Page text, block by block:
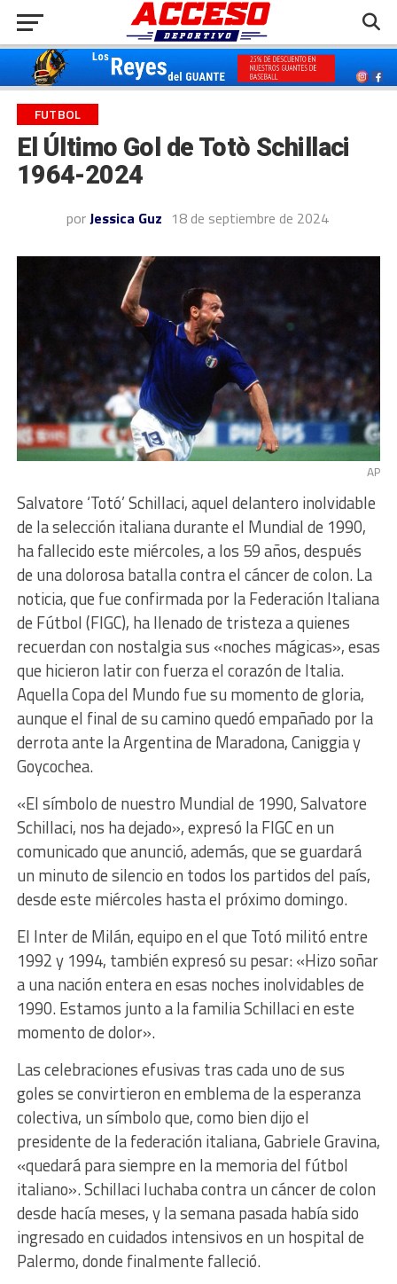
FUTBOL
El Último Gol de Totò Schillaci
1964-2024
porJessica Guz 18 de septiembre de 2024
AP
Salvatore ‘Totó’ Schillaci, aquel delantero inolvidable
de la selección italiana durante el Mundial de 1990,
ha fallecido este miércoles, a los 59 años, después
de una dolorosa batalla contra el cáncer de colon. La
noticia, que fue confirmada por la Federación Italiana
de Fútbol (FIGC), ha llenado de tristeza a quienes
recuerdan con nostalgia sus «noches mágicas», esas
que hicieron latir con fuerza el corazón de Italia.
Aquella Copa del Mundo fue su momento de gloria,
aunque el final de su camino quedó empañado por la
derrota ante la Argentina de Maradona, Caniggia y
Goycochea.
«El símbolo de nuestro Mundial de 1990, Salvatore
Schillaci, nos ha dejado», expresó la FIGC en un
comunicado que anunció, además, que se guardará
un minuto de silencio en todos los partidos del país,
desde este miércoles hasta el próximo domingo.
El Inter de Milán, equipo en el que Totó militó entre
1992 y 1994, también expresó su pesar: «Hizo soñar
a una nación entera en esas noches inolvidables de
1990. Estamos junto a la familia Schillaci en este
momento de dolor».
Las celebraciones efusivas tras cada uno de sus
goles se convirtieron en emblema de la esperanza
colectiva, un símbolo que, como bien dijo el
presidente de la federación italiana, Gabriele Gravina,
«quedará para siempre en la memoria del fútbol
italiano». Schillaci luchaba contra un cáncer de colon
desde hacía meses, y la semana pasada había sido
ingresado en cuidados intensivos en un hospital de
Palermo, donde finalmente falleció.